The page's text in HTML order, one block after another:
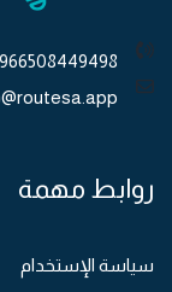
966508449498+
روابط مهمة
سياسة الإستخدام